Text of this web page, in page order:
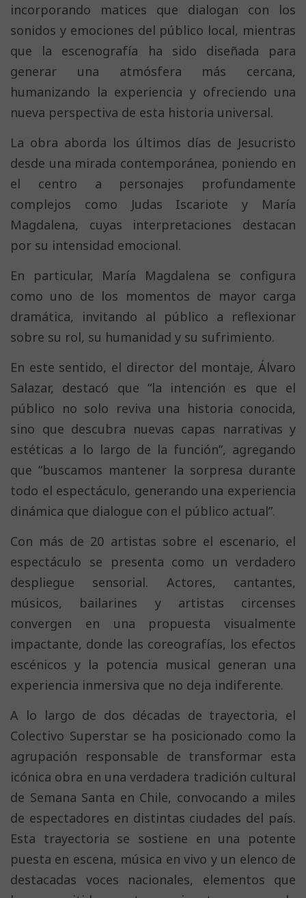
incorporando matices que dialogan con los
sonidos y emociones del público local, mientras
que la escenografía ha sido diseñada para
generar una atmósfera más cercana,
humanizando la experiencia y ofreciendo una
nueva perspectiva de esta historia universal.
La obra aborda los últimos días de Jesucristo
desde una mirada contemporánea, poniendo en
el centro a personajes profundamente
complejos como Judas Iscariote y María
Magdalena, cuyas interpretaciones destacan
por su intensidad emocional.
En particular, María Magdalena se configura
como uno de los momentos de mayor carga
dramática, invitando al público a reflexionar
sobre su rol, su humanidad y su sufrimiento.
En este sentido, el director del montaje, Álvaro
Salazar, destacó que “la intención es que el
público no solo reviva una historia conocida,
sino que descubra nuevas capas narrativas y
estéticas a lo largo de la función”, agregando
que “buscamos mantener la sorpresa durante
todo el espectáculo, generando una experiencia
dinámica que dialogue con el público actual”.
Con más de 20 artistas sobre el escenario, el
espectáculo se presenta como un verdadero
despliegue sensorial. Actores, cantantes,
músicos, bailarines y artistas circenses
convergen en una propuesta visualmente
impactante, donde las coreografías, los efectos
escénicos y la potencia musical generan una
experiencia inmersiva que no deja indiferente.
A lo largo de dos décadas de trayectoria, el
Colectivo Superstar se ha posicionado como la
agrupación responsable de transformar esta
icónica obra en una verdadera tradición cultural
de Semana Santa en Chile, convocando a miles
de espectadores en distintas ciudades del país.
Esta trayectoria se sostiene en una potente
puesta en escena, música en vivo y un elenco de
destacadas voces nacionales, elementos que